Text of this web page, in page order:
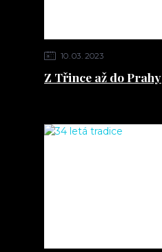
10 03 2023
Z Třince až do Prahy